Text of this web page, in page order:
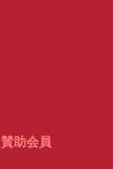
賛助会員